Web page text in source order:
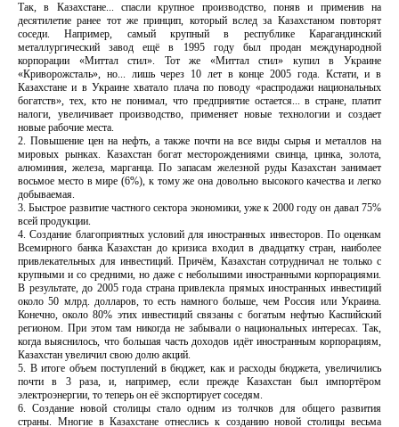
Так, в Казахстане... спасли крупное производство, поняв и применив на
десятилетие ранее тот же принцип, который вслед за Казахстаном повторят
соседи. Например, самый крупный в республике Карагандинский
металлургический завод ещё в 1995 году был продан международной
корпорации «Миттал стил». Тот же «Миттал стил» купил в Украине
«Криворожсталь», но... лишь через 10 лет в конце 2005 года. Кстати, и в
Казахстане и в Украине хватало плача по поводу «распродажи национальных
богатств», тех, кто не понимал, что предприятие остается... в стране, платит
налоги, увеличивает производство, применяет новые технологии и создает
новые рабочие места.
2. Повышение цен на нефть, а также почти на все виды сырья и металлов на
мировых рынках. Казахстан богат месторождениями свинца, цинка, золота,
алюминия, железа, марганца. По запасам железной руды Казахстан занимает
восьмое место в мире (6%), к тому же она довольно высокого качества и легко
добываемая.
3. Быстрое развитие частного сектора экономики, уже к 2000 году он давал 75%
всей продукции.
4. Создание благоприятных условий для иностранных инвесторов. По оценкам
Всемирного банка Казахстан до кризиса входил в двадцатку стран, наиболее
привлекательных для инвестиций. Причём, Казахстан сотрудничал не только с
крупными и со средними, но даже с небольшими иностранными корпорациями.
В результате, до 2005 года страна привлекла прямых иностранных инвестиций
около 50 млрд. долларов, то есть намного больше, чем Россия или Украина.
Конечно, около 80% этих инвестиций связаны с богатым нефтью Каспийский
регионом. При этом там никогда не забывали о национальных интересах. Так,
когда выяснилось, что большая часть доходов идёт иностранным корпорациям,
Казахстан увеличил свою долю акций.
5. В итоге объем поступлений в бюджет, как и расходы бюджета, увеличились
почти в 3 раза, и, например, если прежде Казахстан был импортёром
электроэнергии, то теперь он её экспортирует соседям.
6. Создание новой столицы стало одним из толчков для общего развития
страны. Многие в Казахстане отнеслись к созданию новой столицы весьма